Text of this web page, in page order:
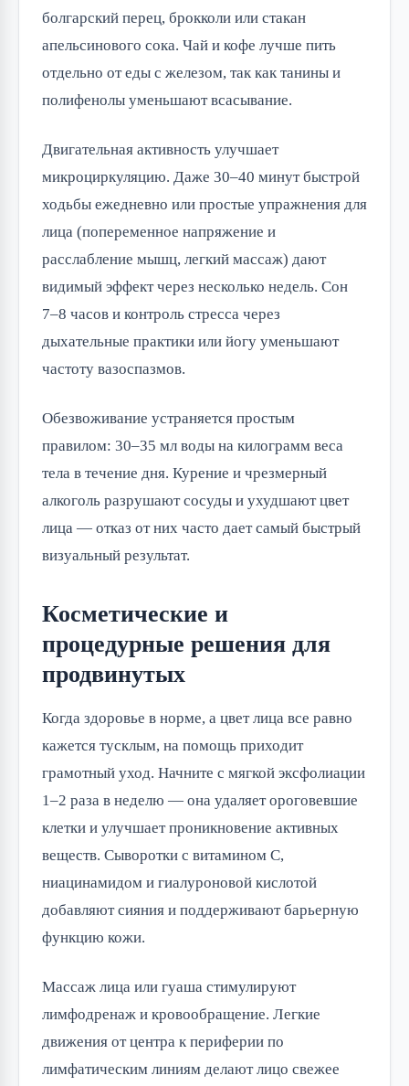
болгарский перец, брокколи или стакан
апельсинового сока. Чай и кофе лучше пить
отдельно от еды с железом, так как танины и
полифенолы уменьшают всасывание.
Двигательная активность улучшает
микроциркуляцию. Даже 30–40 минут быстрой
ходьбы ежедневно или простые упражнения для
лица (попеременное напряжение и
расслабление мышц, легкий массаж) дают
видимый эффект через несколько недель. Сон
7–8 часов и контроль стресса через
дыхательные практики или йогу уменьшают
частоту вазоспазмов.
Обезвоживание устраняется простым
правилом: 30–35 мл воды на килограмм веса
тела в течение дня. Курение и чрезмерный
алкоголь разрушают сосуды и ухудшают цвет
лица — отказ от них часто дает самый быстрый
визуальный результат.
Косметические и
процедурные решения для
продвинутых
Когда здоровье в норме, а цвет лица все равно
кажется тусклым, на помощь приходит
грамотный уход. Начните с мягкой эксфолиации
1–2 раза в неделю — она удаляет ороговевшие
клетки и улучшает проникновение активных
веществ. Сыворотки с витамином C,
ниацинамидом и гиалуроновой кислотой
добавляют сияния и поддерживают барьерную
функцию кожи.
Массаж лица или гуаша стимулируют
лимфодренаж и кровообращение. Легкие
движения от центра к периферии по
лимфатическим линиям делают лицо свежее